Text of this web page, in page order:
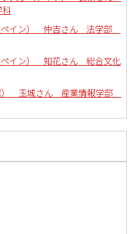
ペイン） 仲吉さん 法学部
ペイン） 知花さん 総合文化
） 玉城さん 産業情報学部